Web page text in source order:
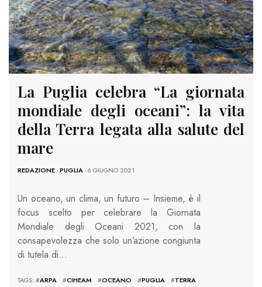
La Puglia celebra “La giornata
mondiale degli oceani”: la vita
della Terra legata alla salute del
mare
REDAZIONE-PUGLIA- 6 GIUGNO 2021
Un oceano, un clima, un futuro – Insieme, è il
focus scelto per celebrare la Giornata
Mondiale degli Oceani 2021, con la
consapevolezza che solo un’azione congiunta
di tutela di…
TAGS: #ARPA #CIHEAM #OCEANO #PUGLIA #TERRA